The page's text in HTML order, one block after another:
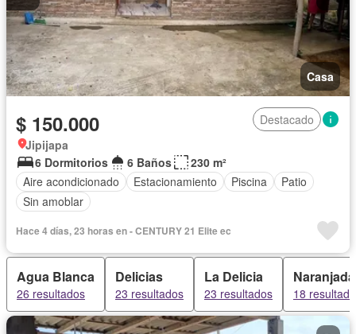
Casa
$ 150.000
Destacado
Jipijapa
6 Dormitorios
6 Baños
230 m²
Aire acondicionado
Estacionamiento Piscina
Patio
Sin amoblar
Hace 4 días, 23 horas en - CENTURY 21 Elite ec
Agua Blanca
26 resultados
Delicias
23 resultados
La Delicia
23 resultados
Naranjada
18